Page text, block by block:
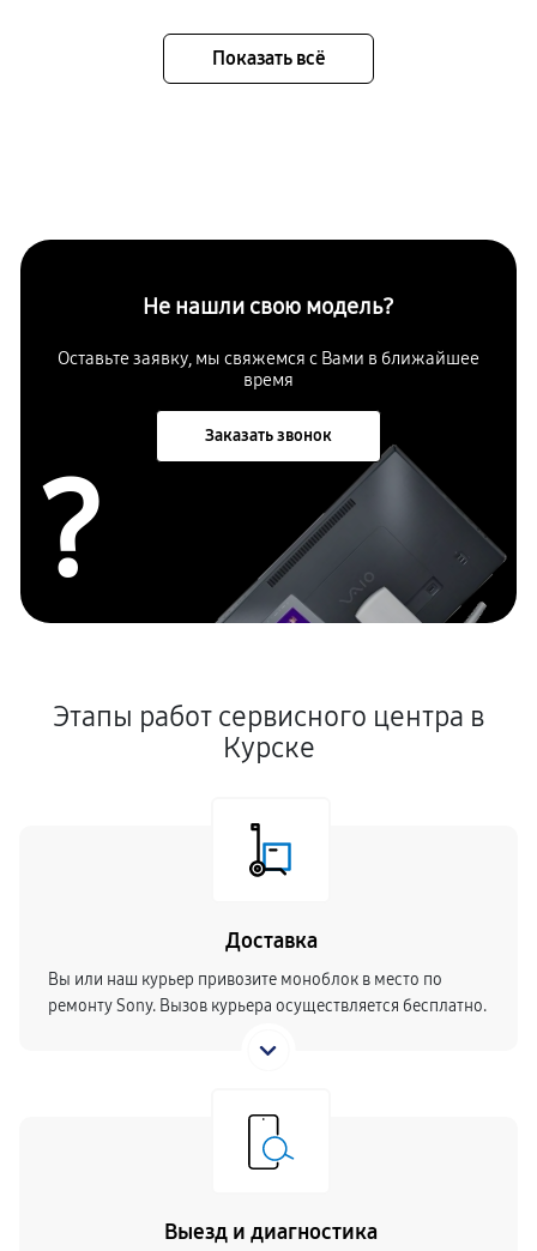
Показать всё
Не нашли свою модель?
Оставьте заявку, мы свяжемся с Вами в ближайшее
время
Заказать звонок
?
Этапы работ сервисного центра в
Курске
Доставка
Вы или наш курьер привозите моноблок в место по
ремонту Sony. Вызов курьера осуществляется бесплатно.
Выезд и диагностика